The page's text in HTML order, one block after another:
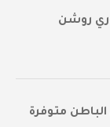
روشن
الباطن متوفرة